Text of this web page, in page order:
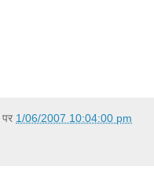
पर 1/06/2007 10:04:00 pm